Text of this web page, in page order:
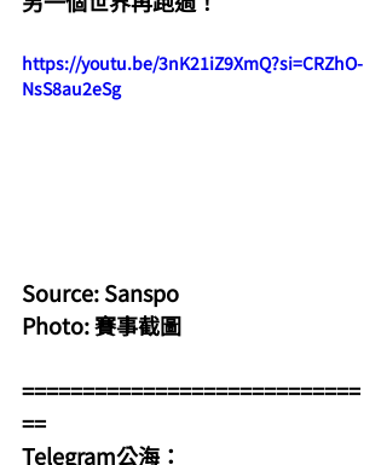
https://youtu.be/3nK21iZ9XmQ?si=CRZhO-
NsS8au2eSg
Source: Sanspo
Photo: 賽事截圖
============================
==
Telegram公海：